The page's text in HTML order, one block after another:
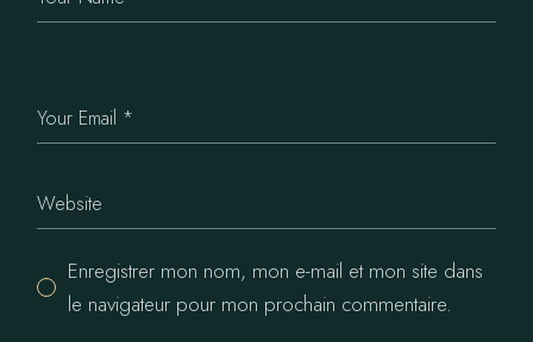
Enregistrer mon nom, mon e-mail et mon site dans
le navigateur pour mon prochain commentaire.